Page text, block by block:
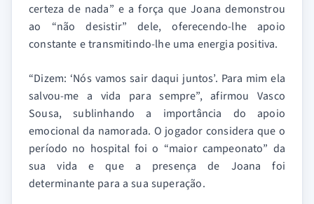
certeza de nada” e a força que Joana demonstrou
ao “não desistir” dele, oferecendo-lhe apoio
constante e transmitindo-lhe uma energia positiva.
“Dizem: ‘Nós vamos sair daqui juntos’. Para mim ela
salvou-me a vida para sempre”, afirmou Vasco
Sousa, sublinhando a importância do apoio
emocional da namorada. O jogador considera que o
período no hospital foi o “maior campeonato” da
sua vida e que a presença de Joana foi
determinante para a sua superação.